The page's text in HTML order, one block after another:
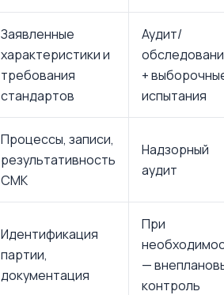
Заявленные
характеристики и
требования
стандартов
Аудит/
+
испытания
Процессы, записи,
результативность
СМК
Надзорный
аудит
Идентификация
партии,
документация
При
—
контроль